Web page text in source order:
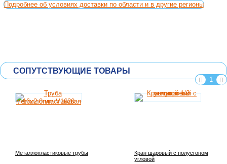
Подробнее об условиях доставки по области и в другие регионы
СОПУТСТВУЮЩИЕ ТОВАРЫ
1
Металлопластиковые трубы
Кран шаровый с полусгоном
угловой